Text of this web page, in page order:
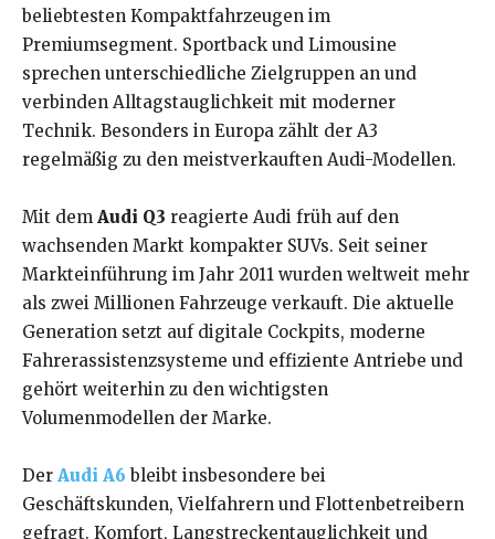
beliebtesten Kompaktfahrzeugen im
Premiumsegment. Sportback und Limousine
sprechen unterschiedliche Zielgruppen an und
verbinden Alltagstauglichkeit mit moderner
Technik. Besonders in Europa zählt der A3
regelmäßig zu den meistverkauften Audi-Modellen.
Mit dem Audi Q3 reagierte Audi früh auf den
wachsenden Markt kompakter SUVs. Seit seiner
Markteinführung im Jahr 2011 wurden weltweit mehr
als zwei Millionen Fahrzeuge verkauft. Die aktuelle
Generation setzt auf digitale Cockpits, moderne
Fahrerassistenzsysteme und effiziente Antriebe und
gehört weiterhin zu den wichtigsten
Volumenmodellen der Marke.
Der Audi A6 bleibt insbesondere bei
Geschäftskunden, Vielfahrern und Flottenbetreibern
gefragt. Komfort, Langstreckentauglichkeit und